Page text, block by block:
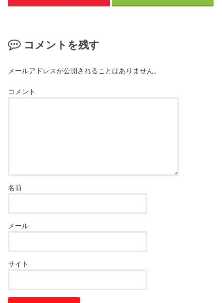
コメントを残す
メールアドレスが公開されることはありません。
コメント
名前
メール
サイト